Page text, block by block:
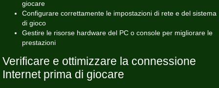
giocare
Configurare correttamente le impostazioni di rete e del sistema
di gioco
Gestire le risorse hardware del PC o console per migliorare le
prestazioni
Verificare e ottimizzare la connessione
Internet prima di giocare